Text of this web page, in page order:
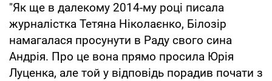
"Як ще в далекому 2014-му році писала
журналістка Тетяна Ніколаєнко, Білозір
намагалася просунути в Раду свого сина
Андрія. Про це вона прямо просила Юрія
Луценка, але той у відповідь порадив почати з